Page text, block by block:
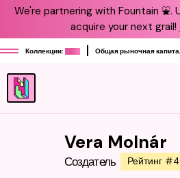
We're partnering with Fountain ⛲️.
acquire your next grail!
Коллекции: Общая рыночная
Vera Molnár
Создатель Рейтинг